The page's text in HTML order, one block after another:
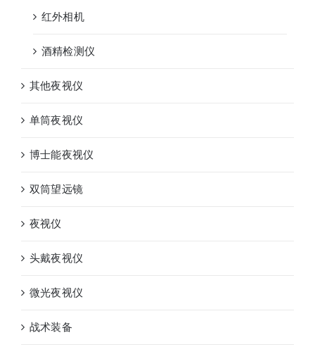
红外相机
酒精检测仪
其他夜视仪
单筒夜视仪
博士能夜视仪
双筒望远镜
夜视仪
头戴夜视仪
微光夜视仪
战术装备